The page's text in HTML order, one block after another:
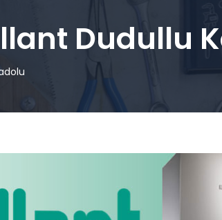
Dudullu